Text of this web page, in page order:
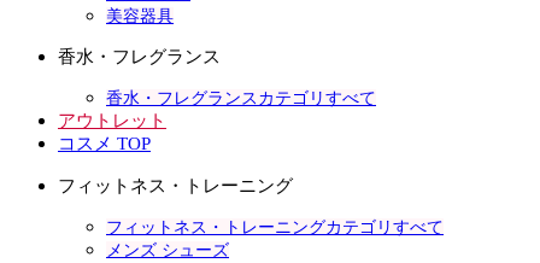
美容器具
香水・フレグランス
香水・フレグランスカテゴリすべて
アウトレット
コスメ TOP
フィットネス・トレーニング
フィットネス・トレーニングカテゴリすべて
メンズ シューズ